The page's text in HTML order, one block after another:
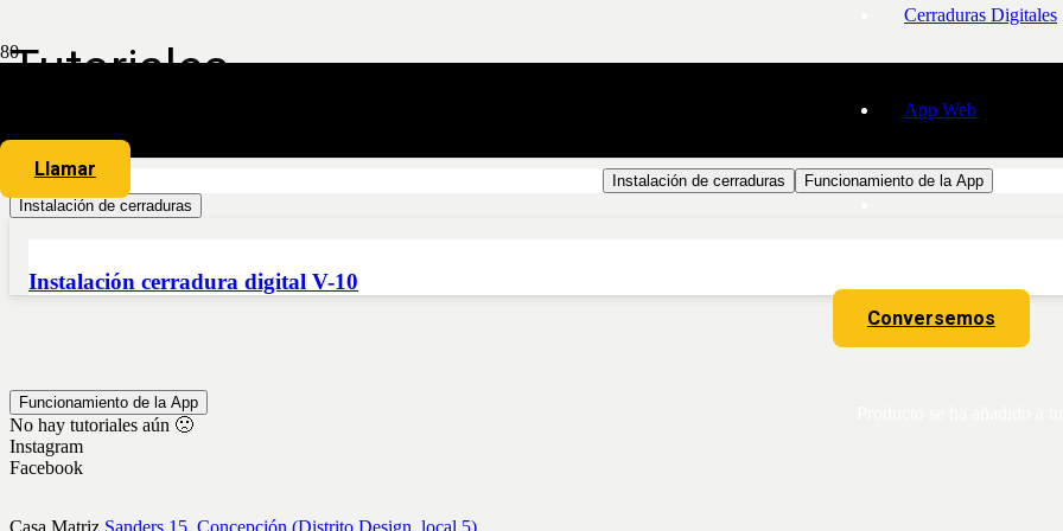
Cerraduras Digitales
App Web
Conversemos
Llamar
Tutoriales
Instalación de cerraduras
Funcionamiento de la App
Instalación de cerraduras
Instalación cerradura digital V-10
Funcionamiento de la App
No hay tutoriales aún 🙁
Instagram
Facebook
Casa Matriz Sanders 15, Concepción (Distrito Design, local 5)